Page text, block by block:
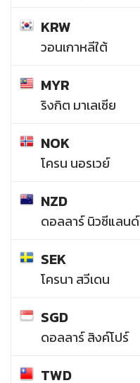
KRW
วอนเกาหลีใต้
MYR
ริงกิต มาเลเซีย
NOK
โครน นอรเวย์
NZD
ดอลลาร์ นิวซีแลนด์
SEK
โครนา สวีเดน
SGD
ดอลลาร์ สิงค์โปร์
TWD